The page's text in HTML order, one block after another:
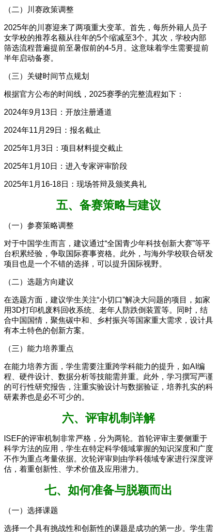
（二）川赛政策调整
2025年的川赛迎来了两项重大变革。首先，每所外籍人员子
女学校的推荐名额从往年的5个缩减至3个。其次，学校内部
筛选流程普遍提前至暑假前的4-5月。这意味着学生需要提前
半年启动备赛。
（三）关键时间节点规划
根据官方公布的时间线，2025赛季的完整流程如下：
2024年9月13日：开放注册通道
2024年11月29日：报名截止
2025年1月3日：项目材料提交截止
2025年1月10日：进入专家评审阶段
2025年1月16-18日：现场答辩及颁奖典礼
五、备赛策略与建议
（一）参赛策略调整
对于中国学生而言，建议通过“全国青少年科技创新大赛”等平
台积累经验，争取国际赛事资格。此外，与海外学校联合研发
项目也是一个不错的选择，可以提升国际视野。
（二）选题方向建议
在选题方面，建议学生关注“小切口”解决大问题的项目，如家
用3D打印机废料回收系统、老年人防跌倒装置等。同时，结
合中国国情，聚焦碳中和、乡村振兴等国家重大需求，设计具
有本土特色的创新方案。
（三）能力培养重点
在能力培养方面，学生需要注重跨学科能力的提升，如AI编
程、硬件设计、数据分析等技能需并重。此外，学习撰写严谨
的可行性研究报告，注重实验设计与数据验证，培养扎实的科
研素养也是必不可少的。
六、评审机制详解
ISEF的评审机制非常严格，分为两轮。首轮评审主要侧重于
科学方法的应用，学生在特定科学领域掌握的知识深度和广度
不作为重点考量依据。次轮评审则由学科领域专家进行深度评
估，着重创新性、学术价值及应用潜力。
七、如何准备与脱颖而出
（一）选择课题
选择一个具有挑战性和创新性的课题是成功的第一步。学生需